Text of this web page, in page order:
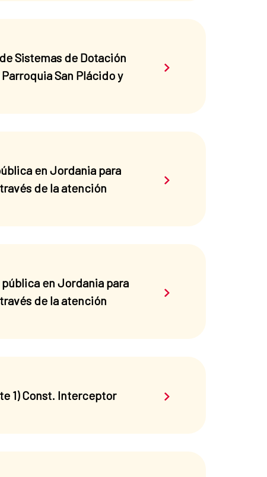
Sistemas de Dotación
San Plácido y
Saber más sobre el
en Jordania para
de la atención
Saber más sobre el
pública en Jordania para
de la atención
Saber más sobre el
1) Const. Interceptor
Saber más sobre el